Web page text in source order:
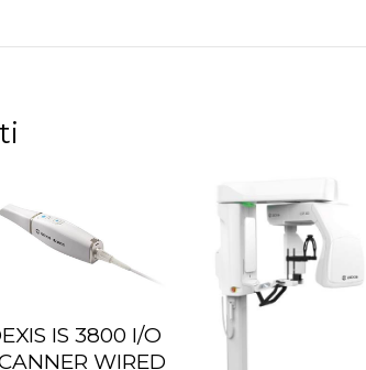
LEGGI TUTTO
IS 3800 I/O
WIRED